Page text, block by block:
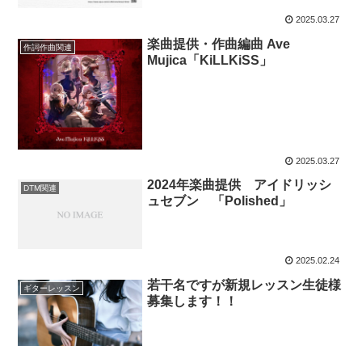
2025.03.27
作詞作曲関連
楽曲提供・作曲編曲 Ave
Mujica「KiLLKiSS」
2025.03.27
DTM関連
2024年楽曲提供 アイドリッシ
ュセブン 「Polished」
2025.02.24
ギターレッスン
若干名ですが新規レッスン生徒様
募集します！！